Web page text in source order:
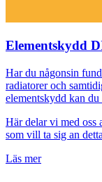
Elementskydd
Har du någonsin
radiatorer och
elementskydd kan
Här delar vi med oss
som vill ta sig an
Läs mer